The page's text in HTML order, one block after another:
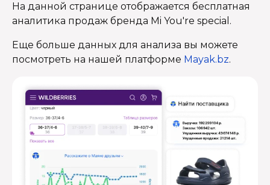
На данной странице отображается бесплатная
аналитика продаж бренда Mi You're special.
Еще больше данных для анализа вы можете
посмотреть на нашей платформе Mayak.bz.